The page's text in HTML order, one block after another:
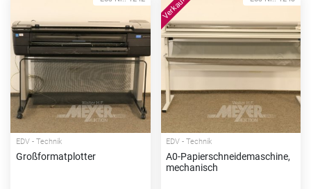
EDV - Technik
Großformatplotter
EDV - Technik
A0-Papierschneidemaschine,
mechanisch